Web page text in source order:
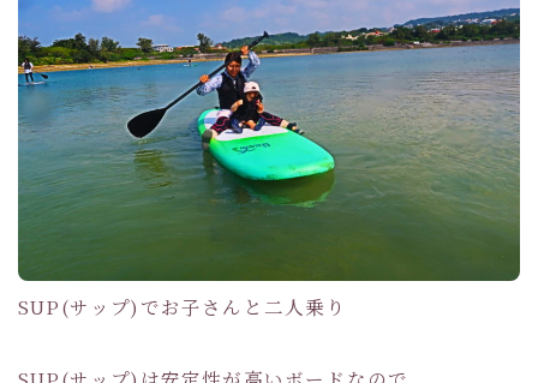
SUP(サップ)でお子さんと二人乗り